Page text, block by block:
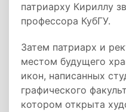
патриарху Кириллу
профессора КубГУ.
Затем патриарх и
местом будущего
икон, написанных
графического
котором открыта